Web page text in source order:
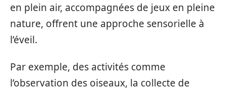
en plein air, accompagnées de jeux en pleine
nature, offrent une approche sensorielle à
l’éveil.
Par exemple, des activités comme
l’observation des oiseaux, la collecte de